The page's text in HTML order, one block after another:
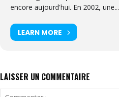
encore aujourd'hui. En 2002, une...
LEARN MORE
LAISSER UN COMMENTAIRE